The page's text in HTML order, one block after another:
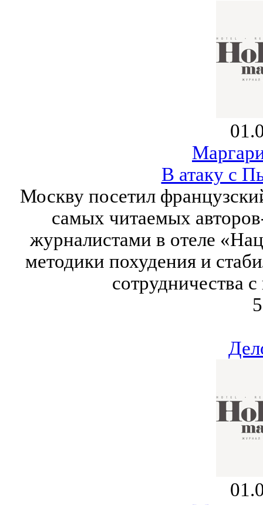
В атаку с
Москву посетил
самых читаемых
журналистами в отеле
методики похудения и
сотрудничества